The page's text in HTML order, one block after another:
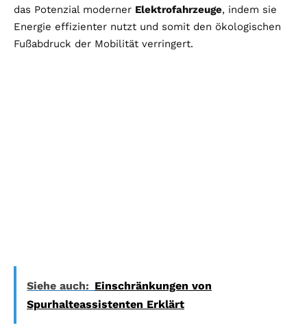
das Potenzial moderner Elektrofahrzeuge, indem sie
Energie effizienter nutzt und somit den ökologischen
Fußabdruck der Mobilität verringert.
Siehe auch: Einschränkungen von
Spurhalteassistenten Erklärt